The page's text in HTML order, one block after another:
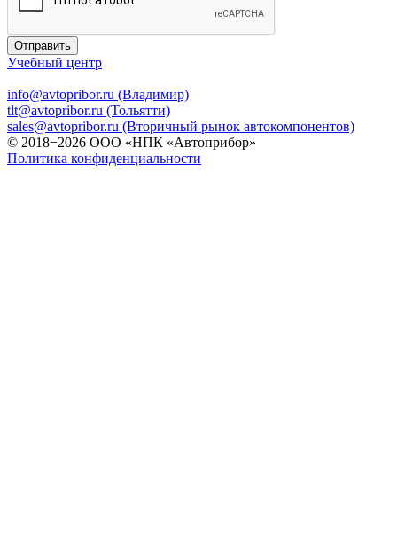
Отправить
Учебный центр
info@avtopribor.ru (Владимир)
tlt@avtopribor.ru (Тольятти)
sales@avtopribor.ru (Вторичный рынок автокомпонентов)
© 2018−2026 ООО «НПК «Автоприбор»
Политика конфиденциальности